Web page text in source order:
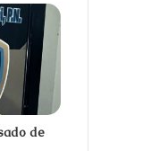
de